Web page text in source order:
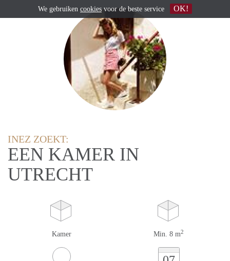
INEZ ZOEKT:
EEN KAMER IN
UTRECHT
Kamer Min. 8 m2
We gebruiken cookies voor de beste service OK!